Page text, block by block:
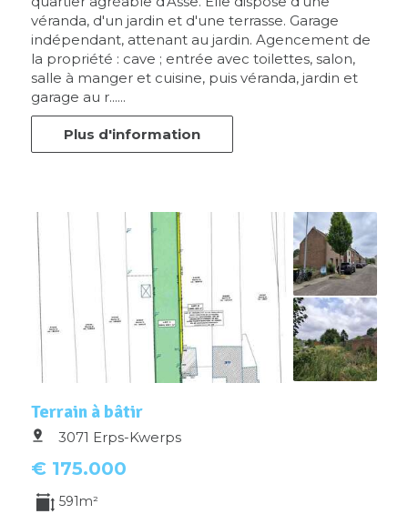
véranda, d'un jardin et d'une terrasse. Garage
indépendant, attenant au jardin. Agencement de
la propriété : cave ; entrée avec toilettes, salon,
salle à manger et cuisine, puis véranda, jardin et
garage au r......
Plus d'information
Terrain à bâtir
3071 Erps-Kwerps
€ 175.000
591m²